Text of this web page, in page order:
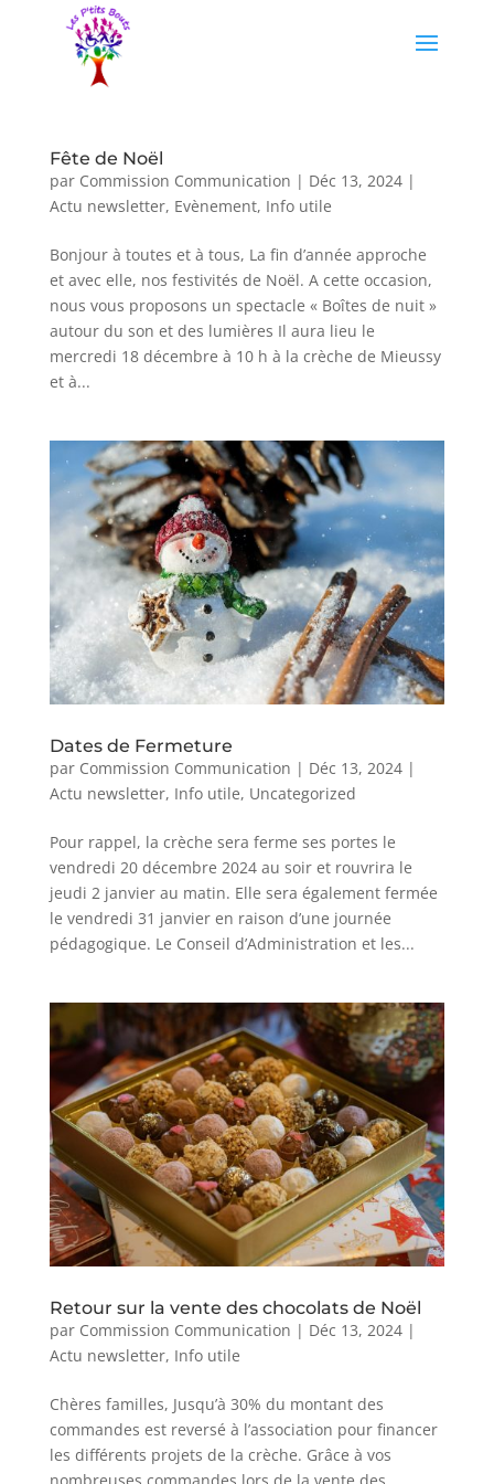
Fête de Noël
par Commission Communication | Déc 13, 2024|
Actu newsletter, Evènement, Info utile
Bonjour à toutes et à tous, La fin d’année approche
et avec elle, nos festivités de Noël. A cette occasion,
nous vous proposons un spectacle « Boîtes de nuit »
autour du son et des lumières Il aura lieu le
mercredi 18 décembre à 10 h à la crèche de Mieussy
et à...
Dates de Fermeture
par Commission Communication | Déc 13, 2024|
Actu newsletter, Info utile, Uncategorized
Pour rappel, la crèche sera ferme ses portes le
vendredi 20 décembre 2024 au soir et rouvrira le
jeudi 2 janvier au matin. Elle sera également fermée
le vendredi 31 janvier en raison d’une journée
pédagogique. Le Conseil d’Administration et les...
Retour sur la vente des chocolats de Noël
par Commission Communication | Déc 13, 2024|
Actu newsletter, Info utile
Chères familles, Jusqu’à 30% du montant des
commandes est reversé à l’association pour financer
les différents projets de la crèche. Grâce à vos